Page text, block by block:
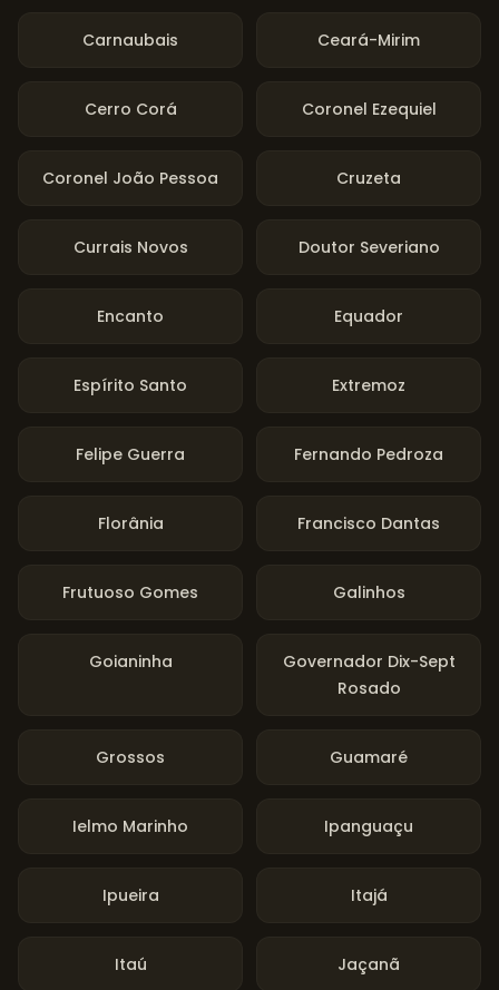
Carnaubais Ceará-Mirim
Cerro Corá Coronel Ezequiel
Coronel João Pessoa Cruzeta
Currais Novos Doutor Severiano
Encanto Equador
Espírito Santo Extremoz
Felipe Guerra Fernando Pedroza
Florânia Francisco Dantas
Frutuoso Gomes Galinhos
Goianinha
Governador Dix-Sept
Rosado
Grossos Guamaré
Ielmo Marinho Ipanguaçu
Ipueira Itajá
Itaú Jaçanã